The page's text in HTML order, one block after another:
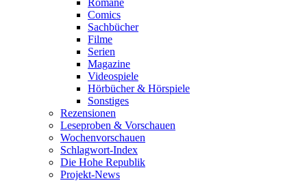
Romane
Comics
Sachbücher
Filme
Serien
Magazine
Videospiele
Hörbücher & Hörspiele
Sonstiges
Rezensionen
Leseproben & Vorschauen
Wochenvorschauen
Schlagwort-Index
Die Hohe Republik
Projekt-News